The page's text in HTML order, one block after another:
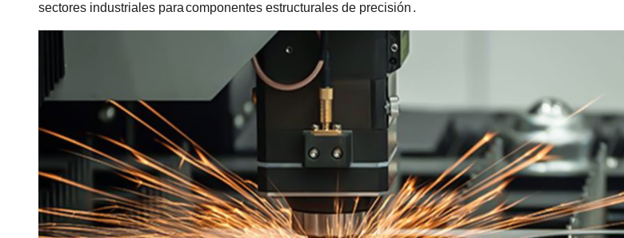
sectores industriales paracomponentes estructurales de precisión .